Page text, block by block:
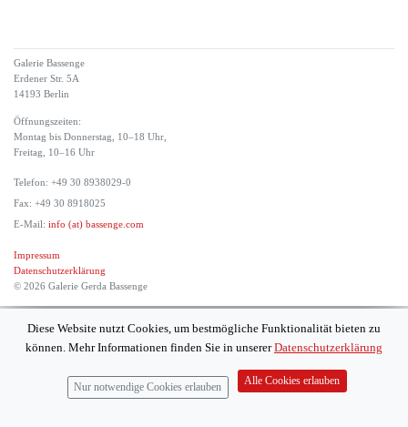
Galerie Bassenge
Erdener Str. 5A
14193 Berlin
Öffnungszeiten:
Montag bis Donnerstag, 10–18 Uhr,
Freitag, 10–16 Uhr
Telefon: +49 30 8938029-0
Fax: +49 30 8918025
E-Mail: info (at) bassenge.com
Impressum
Datenschutzerklärung
© 2026 Galerie Gerda Bassenge
Diese Website nutzt Cookies, um bestmögliche Funktionalität bieten zu
können. Mehr Informationen finden Sie in unsererDatenschutzerklärung
Nur notwendige Cookies erlauben
Alle Cookies erlauben